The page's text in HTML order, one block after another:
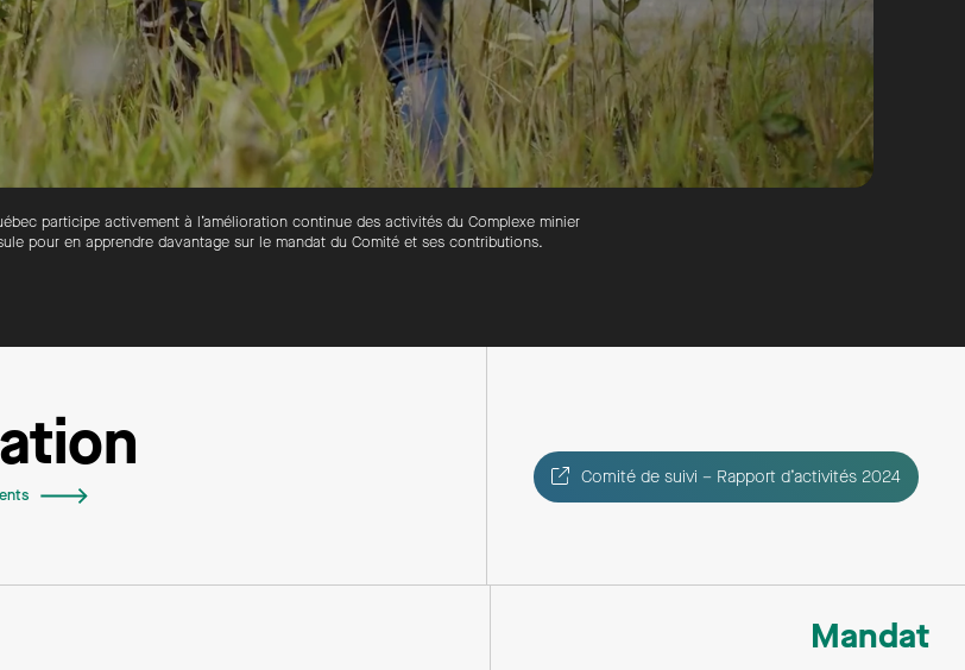
participe activement à l’amélioration continue des activités du Complexe minier
pour en apprendre davantage sur le mandat du Comité et ses contributions.
Comité de suivi – Rapport d’activités 2024
Mandat